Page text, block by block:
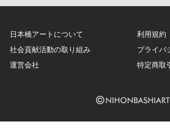
日本橋アートについて
社会貢献活動の取り組み
運営会社
利用規約
プライバ
特定商取